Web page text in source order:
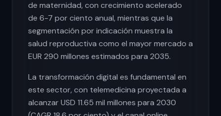
de maternidad, con crecimiento acelerado
de 6-7 por ciento anual, mientras que la
segmentación por indicación muestra la
salud reproductiva como el mayor mercado a
EUR 290 millones estimados para 2035.
La transformación digital es fundamental en
este sector, con telemedicina proyectada a
alcanzar USD 11.65 mil millones para 2030